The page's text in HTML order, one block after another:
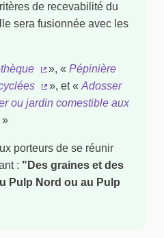
de recevabilité du
sera fusionnée avec les
(Lien externe)
», « Pépinière
(Lien externe)
», et « Adosser
ou jardin comestible aux
»
porteurs de se réunir
: "Des graines et des
Pulp Nord ou au Pulp